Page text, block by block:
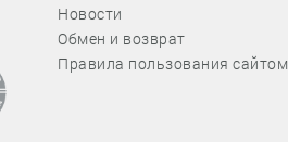
Новости
Обмен и возврат
Правила пользования сайтом